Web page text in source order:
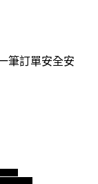
筆訂單安全安